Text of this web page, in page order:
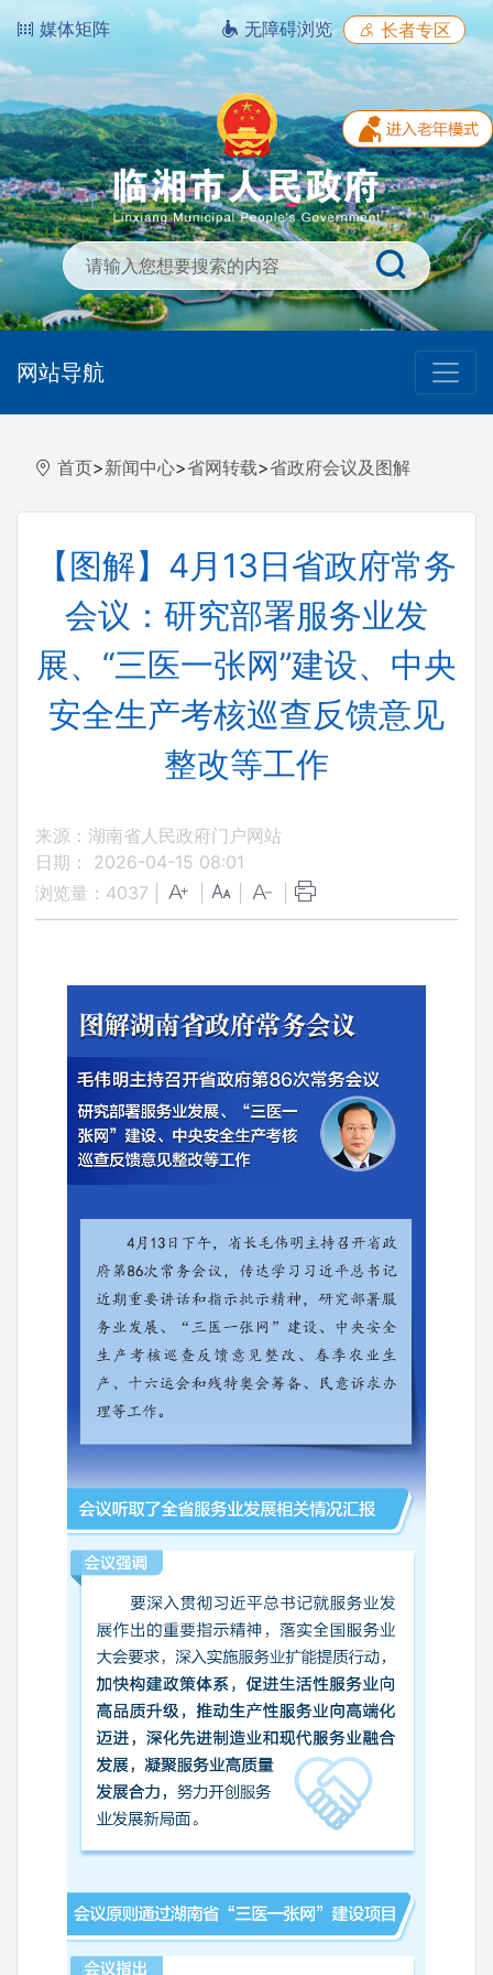
媒体矩阵 无障碍浏览 长者专区
网站导航
首页>新闻中心>省网转载>省政府会议及图解
【图解】4月13日省政府常务
会议：研究部署服务业发
展、“三医一张网”建设、中央
安全生产考核巡查反馈意见
整改等工作
来源：湖南省人民政府门户网站
日期： 2026-04-15 08:01
浏览量： 4037